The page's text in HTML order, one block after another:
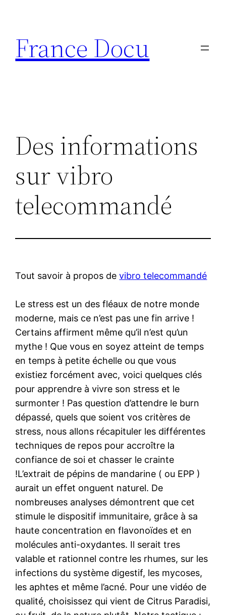
contenu
France Docu
Des informations
sur vibro
telecommandé
Tout savoir à propos devibro telecommandé
Le stress est un des fléaux de notre monde
moderne, mais ce n’est pas une fin arrive !
Certains affirment même qu’il n’est qu’un
mythe ! Que vous en soyez atteint de temps
en temps à petite échelle ou que vous
existiez forcément avec, voici quelques clés
pour apprendre à vivre son stress et le
surmonter ! Pas question d’attendre le burn
dépassé, quels que soient vos critères de
stress, nous allons récapituler les différentes
techniques de repos pour accroître la
confiance de soi et chasser le crainte
!L’extrait de pépins de mandarine ( ou EPP )
aurait un effet onguent naturel. De
nombreuses analyses démontrent que cet
stimule le dispositif immunitaire, grâce à sa
haute concentration en flavonoïdes et en
molécules anti-oxydantes. Il serait tres
valable et rationnel contre les rhumes, sur les
infections du système digestif, les mycoses,
les aphtes et même l’acné. Pour une vidéo de
qualité, choisissez qui vient de Citrus Paradisi,